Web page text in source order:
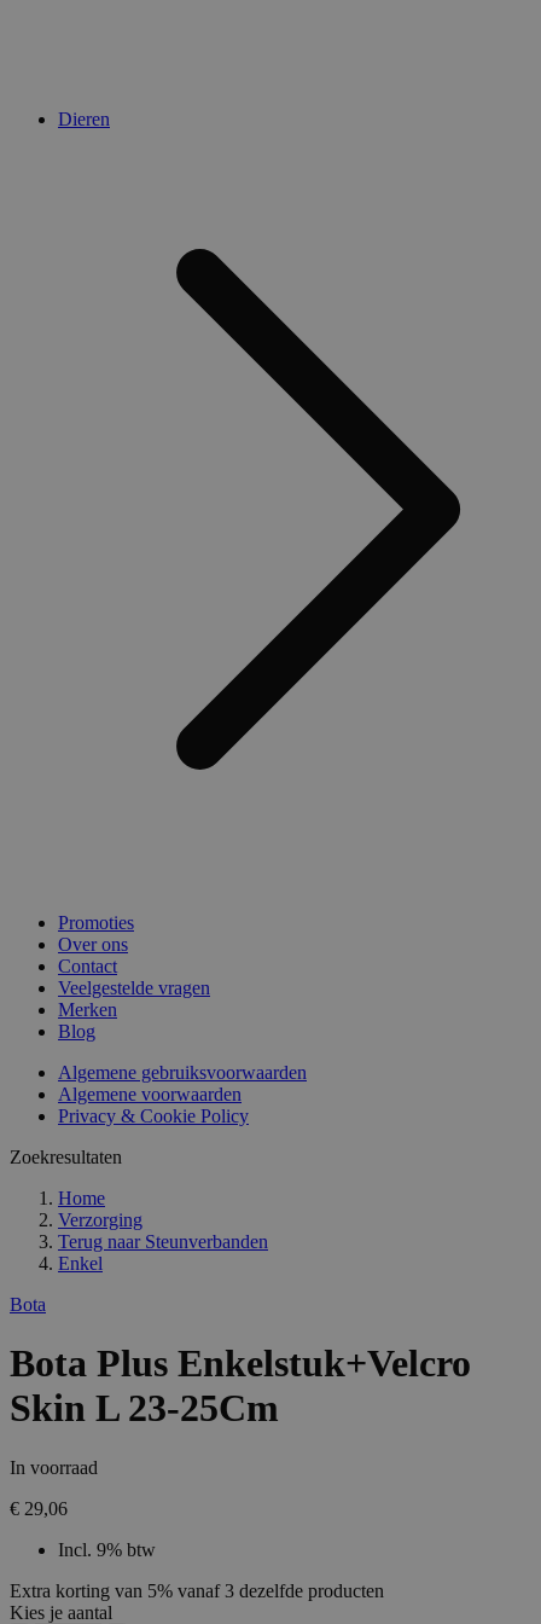
Dieren
Promoties
Over ons
Contact
Veelgestelde vragen
Merken
Blog
Algemene gebruiksvoorwaarden
Algemene voorwaarden
Privacy & Cookie Policy
Zoekresultaten
Home
Verzorging
Terug naar Steunverbanden
Enkel
Bota
Bota Plus Enkelstuk+Velcro
Skin L 23-25Cm
In voorraad
€ 29,06
Incl. 9% btw
Extra korting van 5% vanaf 3 dezelfde producten
Kies je aantal